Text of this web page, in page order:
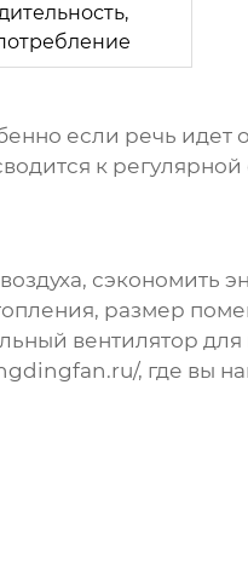
если речь идет о
к регулярной
сэкономить
размер
вентилятор для
, где вы